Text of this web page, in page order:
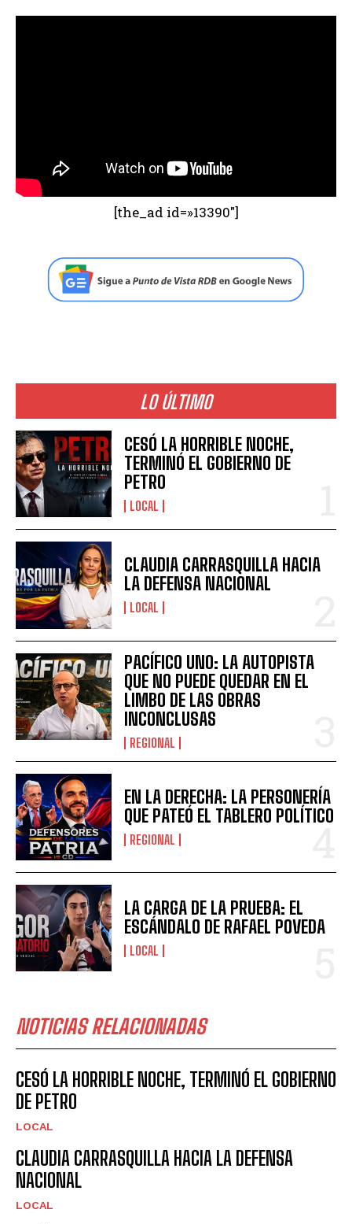
[the_ad id=»13390″]
LO ÚLTIMO
CESÓ LA HORRIBLE NOCHE,
TERMINÓ EL GOBIERNO DE
PETRO
LOCAL
CLAUDIA CARRASQUILLA HACIA
LA DEFENSA NACIONAL
LOCAL
PACÍFICO UNO: LA AUTOPISTA
QUE NO PUEDE QUEDAR EN EL
LIMBO DE LAS OBRAS
INCONCLUSAS
REGIONAL
EN LA DERECHA: LA PERSONERÍA
QUE PATEÓ EL TABLERO POLÍTICO
REGIONAL
LA CARGA DE LA PRUEBA: EL
ESCÁNDALO DE RAFAEL POVEDA
LOCAL
NOTICIAS RELACIONADAS
CESÓ LA HORRIBLE NOCHE, TERMINÓ EL GOBIERNO
DE PETRO
LOCAL
CLAUDIA CARRASQUILLA HACIA LA DEFENSA
NACIONAL
LOCAL